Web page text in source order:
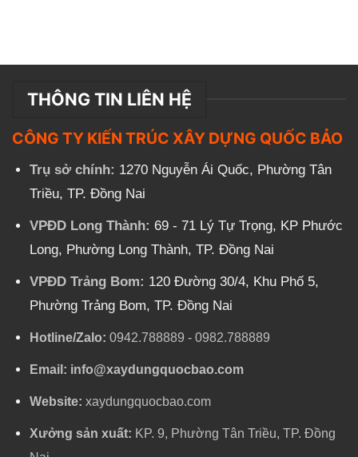
THÔNG TIN LIÊN HỆ
CÔNG TY KIẾN TRÚC XÂY DỰNG QUỐC BẢO
Trụ sở chính: 1270 Nguyễn Ái Quốc, Phường Tân
Triều, TP. Đồng Nai
VPĐD Long Thành: 69 - 71 Lý Tự Trọng, KP Phước
Long, Phường Long Thành, TP. Đồng Nai
VPĐD Trảng Bom: 120 Đường 30/4, Khu Phố 5,
Phường Trảng Bom, TP. Đồng Nai
Hotline/Zalo: 0942.788889 - 0982.788889
Email: info@xaydungquocbao.com
Website: xaydungquocbao.com
Xưởng sản xuất: KP. 9, Phường Tân Triều, TP. Đồng